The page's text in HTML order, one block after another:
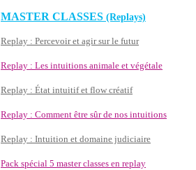
MASTER CLASSES (Replays)
Replay : Percevoir et agir sur le futur
Replay : Les intuitions animale et végétale
Replay : État intuitif et flow créatif
Replay : Comment être sûr de nos intuitions
Replay : Intuition et domaine judiciaire
Pack spécial 5 master classes en replay